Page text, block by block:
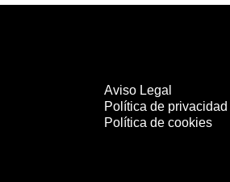
Aviso Legal
Política de privacidad
Política de cookies